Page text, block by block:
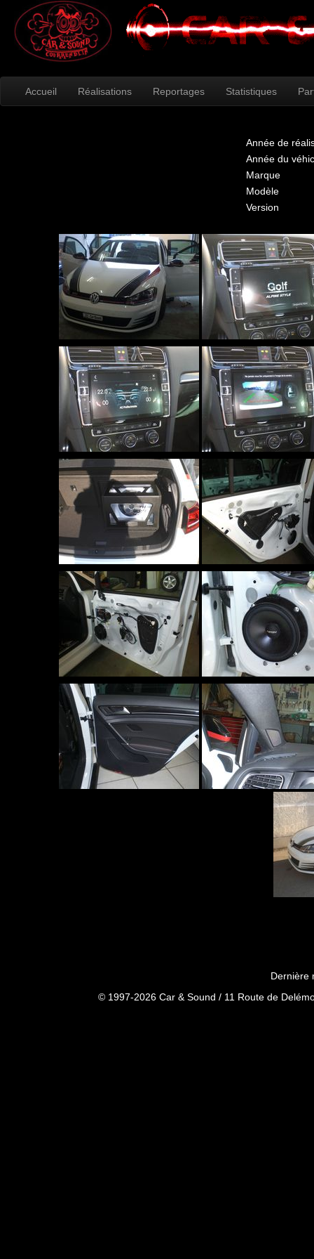
Accueil Réalisations Reportages Statistiques
Année de
Année du
Marque
Modèle
Version
Dernière
© 1997-2026 Car & Sound / 11 Route de